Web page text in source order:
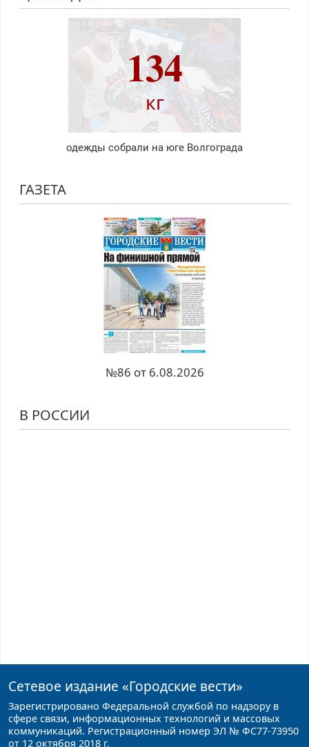
134
кг
одежды собрали на юге Волгограда
ГАЗЕТА
№86 от 6.08.2026
В РОССИИ
Сетевое издание «Городские вести»
Зарегистрировано Федеральной службой по надзору в
сфере связи, информационных технологий и массовых
коммуникаций. Регистрационный номер ЭЛ № ФС77-73950
от 12 октября 2018 г.